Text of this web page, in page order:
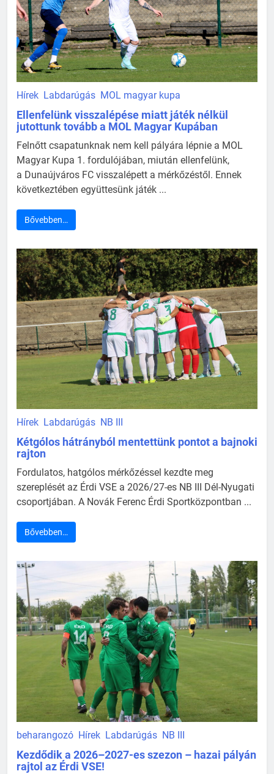
Hírek Labdarúgás MOL magyar kupa
Ellenfelünk visszalépése miatt játék nélkül
jutottunk tovább a MOL Magyar Kupában
Felnőtt csapatunknak nem kell pályára lépnie a MOL
Magyar Kupa 1. fordulójában, miután ellenfelünk,
a Dunaújváros FC visszalépett a mérkőzéstől. Ennek
következtében együttesünk játék ...
Bővebben…
Hírek Labdarúgás NB III
Kétgólos hátrányból mentettünk pontot a bajnoki
rajton
Fordulatos, hatgólos mérkőzéssel kezdte meg
szereplését az Érdi VSE a 2026/27-es NB III Dél-Nyugati
csoportjában. A Novák Ferenc Érdi Sportközpontban ...
Bővebben…
beharangozó Hírek Labdarúgás NB III
Kezdődik a 2026–2027-es szezon – hazai pályán
rajtol az Érdi VSE!